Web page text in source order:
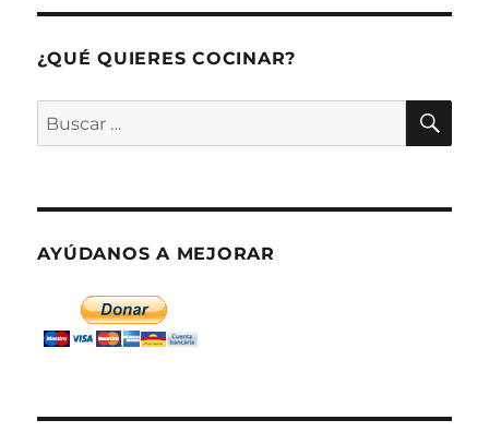
¿QUÉ QUIERES COCINAR?
Buscar
por:
AYÚDANOS A MEJORAR